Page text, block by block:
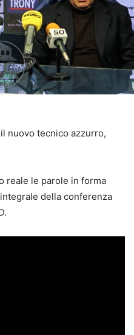
il nuovo tecnico azzurro,
reale le parole in forma
della conferenza